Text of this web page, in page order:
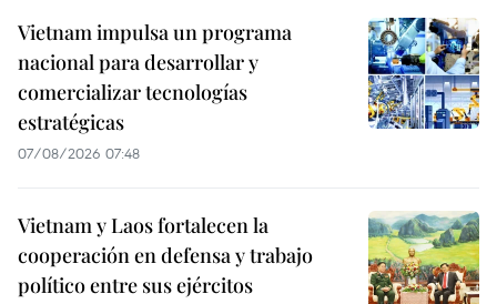
Vietnam impulsa un programa
nacional para desarrollar y
comercializar tecnologías
estratégicas
07/08/2026 07:48
Vietnam y Laos fortalecen la
cooperación en defensa y trabajo
político entre sus ejércitos